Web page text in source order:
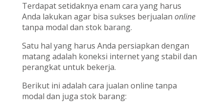
Terdapat setidaknya enam cara yang harus
Anda lakukan agar bisa sukses berjualan online
tanpa modal dan stok barang.
Satu hal yang harus Anda persiapkan dengan
matang adalah koneksi internet yang stabil dan
perangkat untuk bekerja.
Berikut ini adalah cara jualan online tanpa
modal dan juga stok barang: